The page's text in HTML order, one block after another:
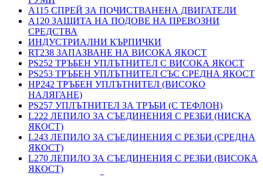
A115 СПРЕЙ ЗА ПОЧИСТВАНЕНА ДВИГАТЕЛИ
A120 ЗАЩИТА НА ПОДОВЕ НА ПРЕВОЗНИ
СРЕДСТВА
ИНДУСТРИАЛНИ КЪРПИЧКИ
RT238 ЗАПАЗВАНЕ НА ВИСОКА ЯКОСТ
PS252 ТРЪБЕН УПЛЪТНИТЕЛ С ВИСОКА ЯКОСТ
PS253 ТРЪБЕН УПЛЪТНИТЕЛ СЪС СРЕДНА ЯКОСТ
HP242 ТРЪБЕН УПЛЪТНИТЕЛ (ВИСОКО
НАЛЯГАНЕ)
PS257 УПЛЪТНИТЕЛ ЗА ТРЪБИ (С ТЕФЛОН)
L222 ЛЕПИЛО ЗА СЪЕДИНЕНИЯ С РЕЗБИ (НИСКА
ЯКОСТ)
L243 ЛЕПИЛО ЗА СЪЕДИНЕНИЯ С РЕЗБИ (СРЕДНА
ЯКОСТ)
L270 ЛЕПИЛО ЗА СЪЕДИНЕНИЯ С РЕЗБИ (ВИСОКА
ЯКОСТ)